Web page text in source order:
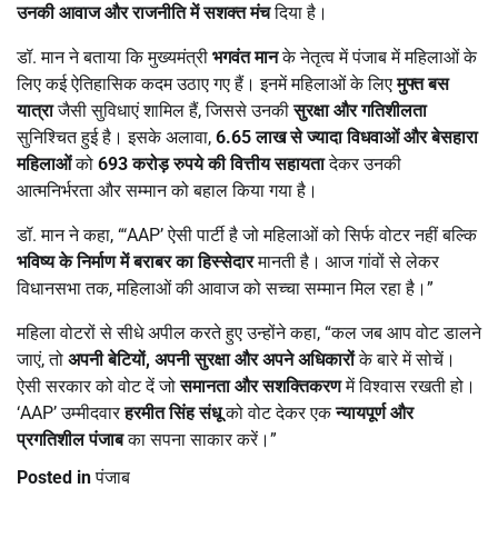
उनकी आवाज और राजनीति में सशक्त मंचदिया है।
डॉ. मान ने बताया कि मुख्यमंत्री भगवंत मानके नेतृत्व में पंजाब में महिलाओं के
लिए कई ऐतिहासिक कदम उठाए गए हैं। इनमें महिलाओं के लिएमुफ्त बस
यात्राजैसी सुविधाएं शामिल हैं, जिससे उनकीसुरक्षा और गतिशीलता
सुनिश्चित हुई है। इसके अलावा, 6.65लाख से ज्यादा विधवाओं और बेसहारा
महिलाओंको 693करोड़ रुपये की वित्तीय सहायतादेकर उनकी
आत्मनिर्भरता और सम्मान को बहाल किया गया है।
डॉ. मान ने कहा, “‘AAP’ ऐसी पार्टी है जो महिलाओं को सिर्फ वोटर नहीं बल्कि
भविष्य के निर्माण में बराबर का हिस्सेदारमानती है। आज गांवों से लेकर
विधानसभा तक, महिलाओं की आवाज को सच्चा सम्मान मिल रहा है।”
महिला वोटरों से सीधे अपील करते हुए उन्होंने कहा, “कल जब आप वोट डालने
जाएं, तो अपनी बेटियों, अपनी सुरक्षा और अपने अधिकारोंके बारे में सोचें।
ऐसी सरकार को वोट दें जोसमानता और सशक्तिकरणमें विश्वास रखती हो।
‘AAP’ उम्मीदवारहरमीत सिंह संधूको वोट देकर एकन्यायपूर्ण और
प्रगतिशील पंजाबका सपना साकार करें।”
Posted inपंजाब